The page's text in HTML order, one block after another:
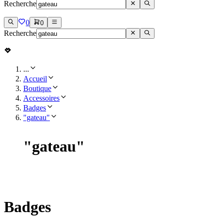
Recherche
0 0
Recherche
...
Accueil
Boutique
Accessoires
Badges
"gateau"
"gateau"
Badges